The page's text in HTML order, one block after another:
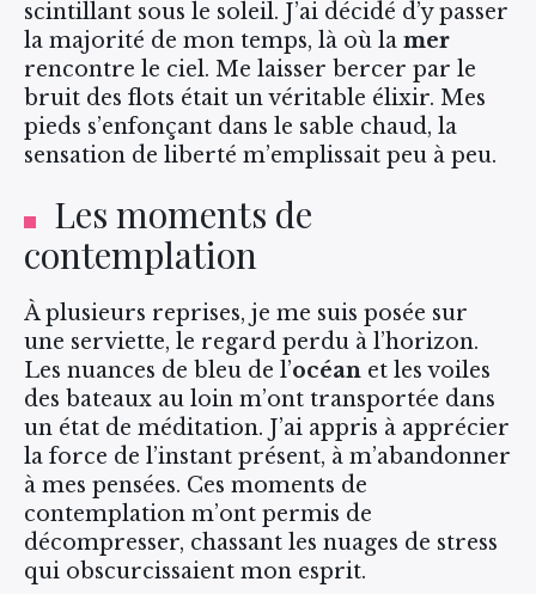
scintillant sous le soleil. J’ai décidé d’y passer
la majorité de mon temps, là où la mer
rencontre le ciel. Me laisser bercer par le
bruit des flots était un véritable élixir. Mes
pieds s’enfonçant dans le sable chaud, la
sensation de liberté m’emplissait peu à peu.
Les moments de
contemplation
À plusieurs reprises, je me suis posée sur
une serviette, le regard perdu à l’horizon.
Les nuances de bleu de l’océan et les voiles
des bateaux au loin m’ont transportée dans
un état de méditation. J’ai appris à apprécier
la force de l’instant présent, à m’abandonner
à mes pensées. Ces moments de
contemplation m’ont permis de
décompresser, chassant les nuages de stress
qui obscurcissaient mon esprit.